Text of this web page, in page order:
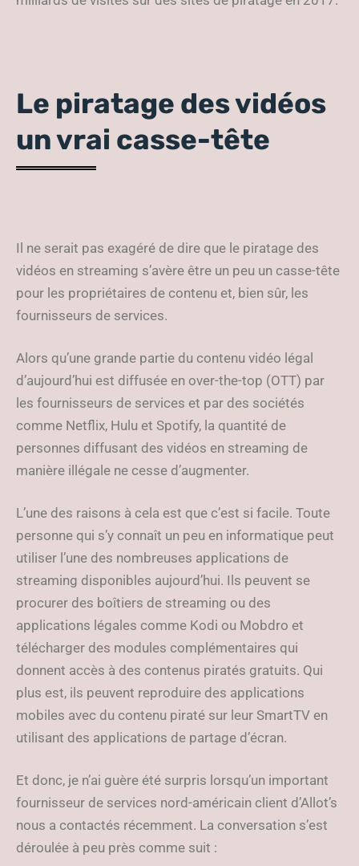
Le piratage des vidéos
un vrai casse-tête
Il ne serait pas exagéré de dire que le piratage des
vidéos en streaming s’avère être un peu un casse-tête
pour les propriétaires de contenu et, bien sûr, les
fournisseurs de services.
Alors qu’une grande partie du contenu vidéo légal
d’aujourd’hui est diffusée en over-the-top (OTT) par
les fournisseurs de services et par des sociétés
comme Netflix, Hulu et Spotify, la quantité de
personnes diffusant des vidéos en streaming de
manière illégale ne cesse d’augmenter.
L’une des raisons à cela est que c’est si facile. Toute
personne qui s’y connaît un peu en informatique peut
utiliser l’une des nombreuses applications de
streaming disponibles aujourd’hui. Ils peuvent se
procurer des boîtiers de streaming ou des
applications légales comme Kodi ou Mobdro et
télécharger des modules complémentaires qui
donnent accès à des contenus piratés gratuits. Qui
plus est, ils peuvent reproduire des applications
mobiles avec du contenu piraté sur leur SmartTV en
utilisant des applications de partage d’écran.
Et donc, je n’ai guère été surpris lorsqu’un important
fournisseur de services nord-américain client d’Allot’s
nous a contactés récemment. La conversation s’est
déroulée à peu près comme suit :